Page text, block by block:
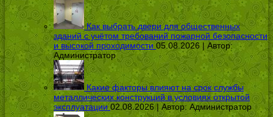
Как выбрать двери для общественных
зданий с учётом требований пожарной безопасности
и высокой проходимости 05.08.2026 | Автор:
Администратор
Какие факторы влияют на срок службы
металлических конструкций в условиях открытой
эксплуатации 02.08.2026 | Автор: Администратор